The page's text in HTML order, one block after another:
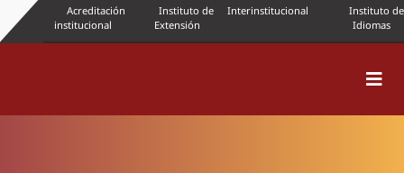
Acreditación
institucional
Instituto de
Extensión
Interinstitucional
Instituto de
Idiomas